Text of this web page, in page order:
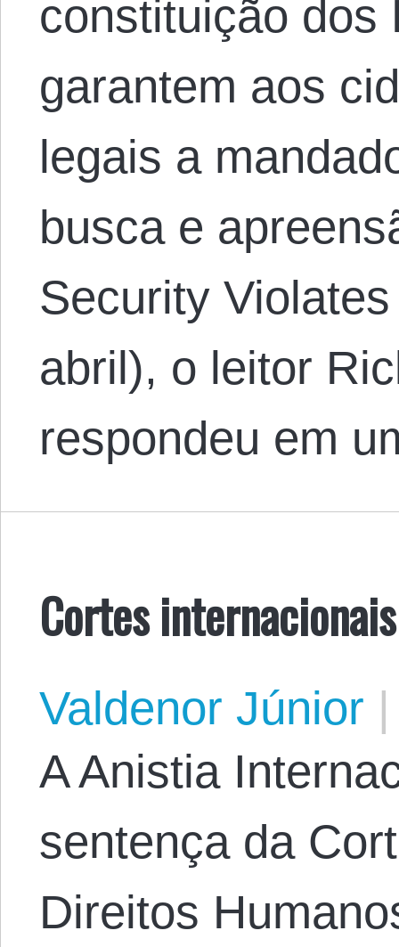
constituição dos
garantem aos
legais a
busca e
Security
abril), o leitor
respondeu em
Cortes
Valdenor Júnior |
A Anistia
sentença da
Direitos